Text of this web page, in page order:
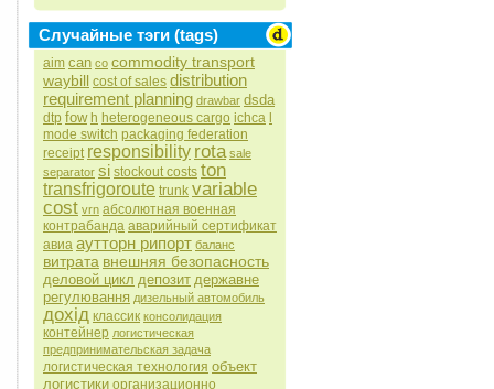
Случайные тэги (tags)
aim can co commodity transport
waybill cost of sales distribution
requirement planning drawbar dsda
dtp fow h heterogeneous cargo ichca
mode switch packaging federation
receipt responsibility rota sale
separator si stockout costs ton
transfrigoroute trunk variable
cost vrn абсолютная военная
контрабанда аварийный сертификат
авиа аутторн рипорт баланс
витрата внешняя безопасность
деловой цикл депозит державне
регулювання дизельный автомобиль
дохід классик консолидация
контейнер логистическая
предпринимательская задача
логистическая технология объект
логистики организационно